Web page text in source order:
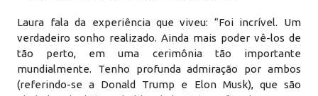
Laura fala da experiência que viveu: “Foi incrível. Um
verdadeiro sonho realizado. Ainda mais poder vê-los de
tão perto, em uma cerimônia tão importante
mundialmente. Tenho profunda admiração por ambos
(referindo-se a Donald Trump e Elon Musk), que são